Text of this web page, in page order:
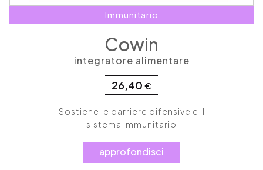
Immunitario
Cowin
integratore alimentare
26,40 €
Sostiene le barriere difensive e il
sistema immunitario
approfondisci